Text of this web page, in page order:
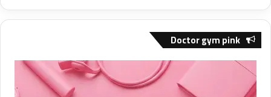
Doctor gym pink